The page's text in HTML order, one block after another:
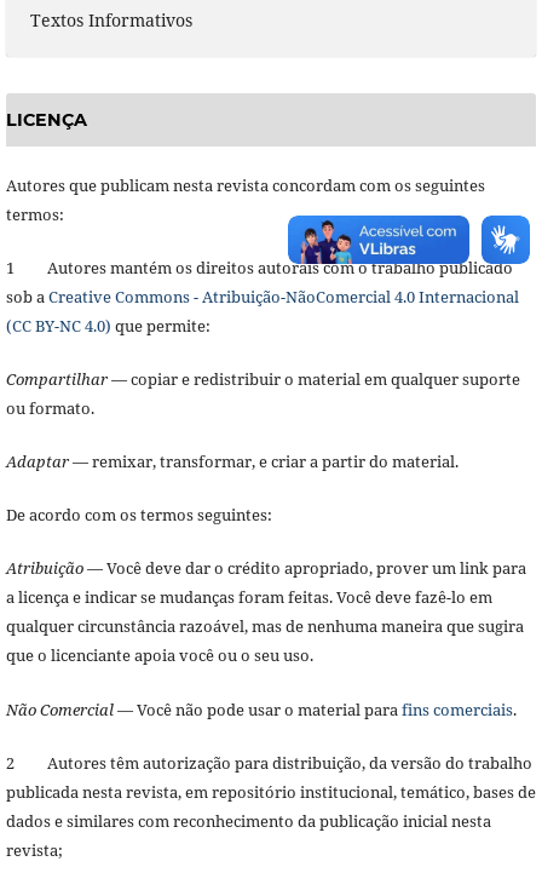
Textos Informativos
LICENÇA
Autores que publicam nesta revista concordam com os seguintes
termos:
1 Autores mantém os direitos autorais com o trabalho publicado
sob aCreative Commons - Atribuição-NãoComercial 4.0 Internacional
(CC BY-NC 4.0) que permite:
Compartilhar— copiar e redistribuir o material em qualquer suporte
ou formato.
Adaptar— remixar, transformar, e criar a partir do material.
De acordo com os termos seguintes:
Atribuição— Você deve dar o crédito apropriado, prover um link para
a licença e indicar se mudanças foram feitas. Você deve fazê-lo em
qualquer circunstância razoável, mas de nenhuma maneira que sugira
que o licenciante apoia você ou o seu uso.
Não Comercial— Você não pode usar o material para fins comerciais.
2 Autores têm autorização para distribuição, da versão do trabalho
publicada nesta revista, em repositório institucional, temático, bases de
dados e similares com reconhecimento da publicação inicial nesta
revista;